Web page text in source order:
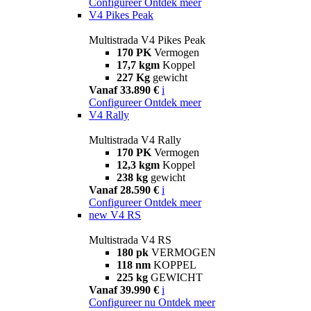
V4 Pikes Peak
Multistrada V4 Pikes Peak
170 PK Vermogen
17,7 kgm Koppel
227 Kg gewicht
Vanaf 33.890 € i
Configureer Ontdek meer
V4 Rally
Multistrada V4 Rally
170 PK Vermogen
12,3 kgm Koppel
238 kg gewicht
Vanaf 28.590 € i
Configureer Ontdek meer
new V4 RS
Multistrada V4 RS
180 pk VERMOGEN
118 nm KOPPEL
225 kg GEWICHT
Vanaf 39.990 € i
Configureer nu Ontdek meer